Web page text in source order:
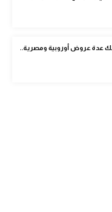
عدة عروض أوروبية ومصرية..